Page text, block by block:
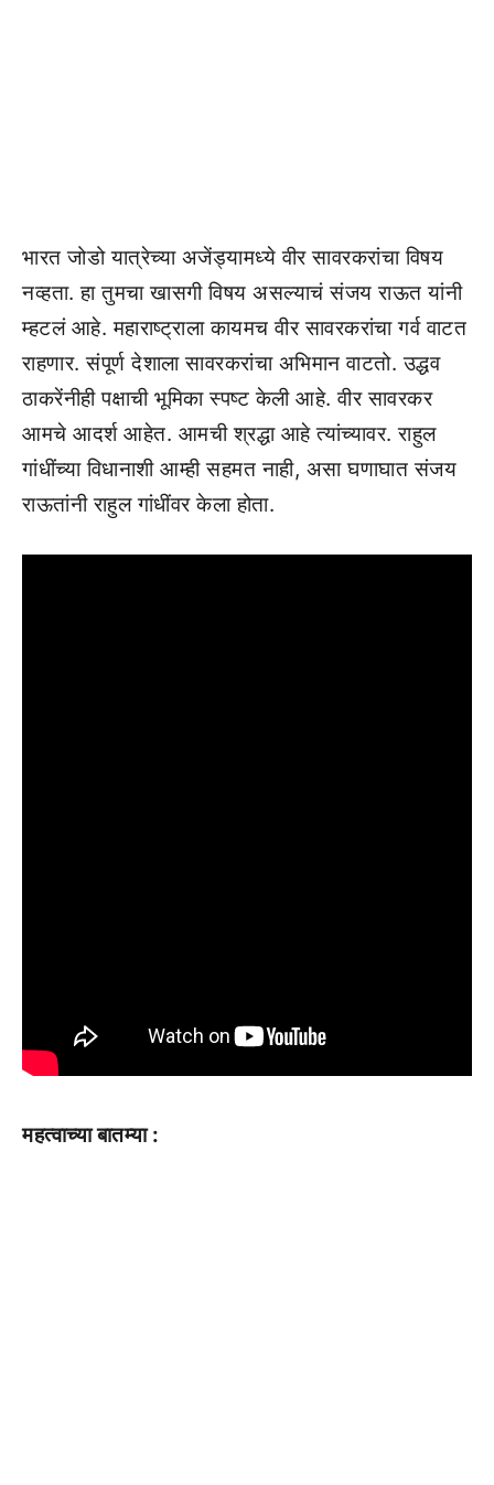
भारत जोडो यात्रेच्या अजेंड्यामध्ये वीर सावरकरांचा विषय
नव्हता. हा तुमचा खासगी विषय असल्याचं संजय राऊत यांनी
म्हटलं आहे. महाराष्ट्राला कायमच वीर सावरकरांचा गर्व वाटत
राहणार. संपूर्ण देशाला सावरकरांचा अभिमान वाटतो. उद्धव
ठाकरेंनीही पक्षाची भूमिका स्पष्ट केली आहे. वीर सावरकर
आमचे आदर्श आहेत. आमची श्रद्धा आहे त्यांच्यावर. राहुल
गांधींच्या विधानाशी आम्ही सहमत नाही, असा घणाघात संजय
राऊतांनी राहुल गांधींवर केला होता.
महत्वाच्या बातम्या :